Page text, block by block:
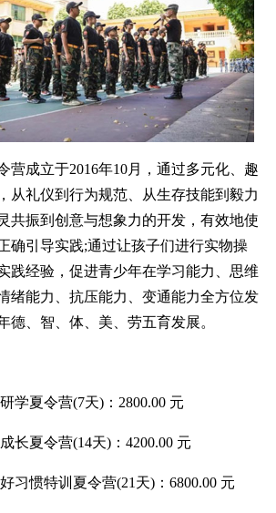
营成立于2016年10月，通过多元化、趣
从礼仪到行为规范、从生存技能到毅力
共振到创意与想象力的开发，有效地使
确引导实践;通过让孩子们进行实物操
践经验，促进青少年在学习能力、思维
绪能力、抗压能力、变通能力全方位发
德、智、体、美、劳五育发展。
学夏令营(7天)：2800.00 元
长夏令营(14天)：4200.00 元
习惯特训夏令营(21天)：6800.00 元